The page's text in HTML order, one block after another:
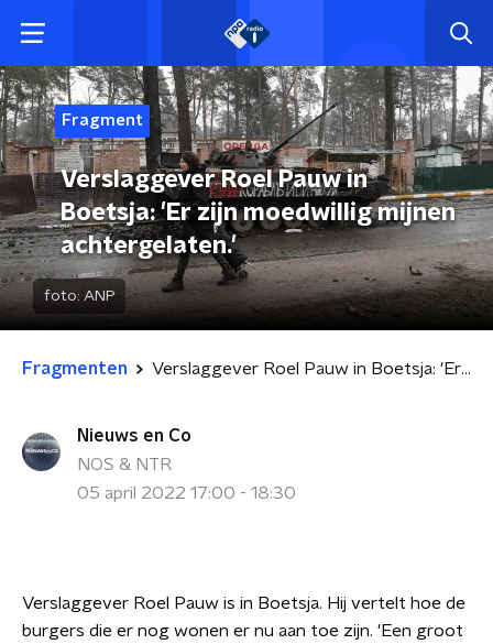
Fragment
Verslaggever Roel Pauw in
Boetsja: 'Er zijn moedwillig mijnen
achtergelaten.'
foto: ANP
Fragmenten Verslaggever Roel Pauw in Boetsja: 'Er zijn moedwillig mijnen achtergelaten.'
Nieuws en Co
NOS & NTR
05 april 2022 17:00 - 18:30
Verslaggever Roel Pauw is in Boetsja. Hij vertelt hoe de
burgers die er nog wonen er nu aan toe zijn. 'Een groot